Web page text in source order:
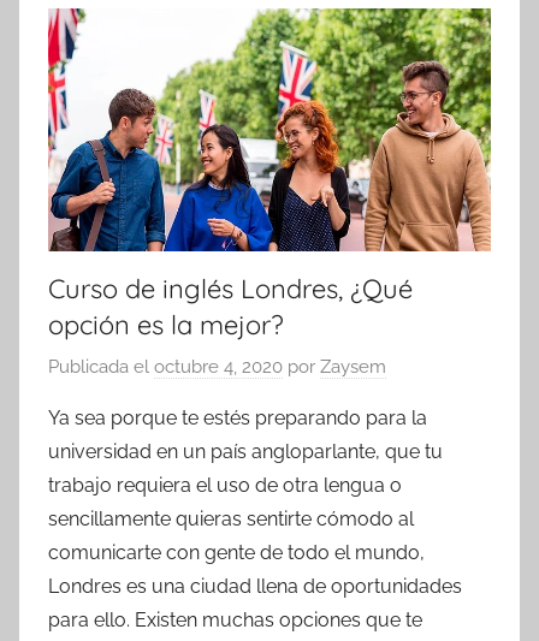
Curso de inglés Londres, ¿Qué
opción es la mejor?
Publicada el octubre 4, 2020 por Zaysem
Ya sea porque te estés preparando para la
universidad en un país angloparlante, que tu
trabajo requiera el uso de otra lengua o
sencillamente quieras sentirte cómodo al
comunicarte con gente de todo el mundo,
Londres es una ciudad llena de oportunidades
para ello. Existen muchas opciones que te